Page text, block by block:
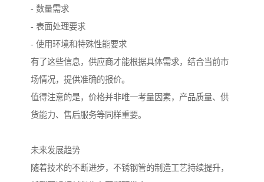
- 数量需求
- 表面处理要求
- 使用环境和特殊性能要求
有了这些信息，供应商才能根据具体需求，结合当前市
场情况，提供准确的报价。
值得注意的是，价格并非唯一考量因素，产品质量、供
货能力、售后服务等同样重要。
未来发展趋势
随着技术的不断进步，不锈钢管的制造工艺持续提升，